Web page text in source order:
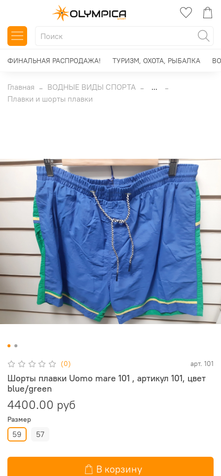
ФИНАЛЬНАЯ РАСПРОДАЖА! ТУРИЗМ, ОХОТА, РЫБАЛКА
Главная ВОДНЫЕ ВИДЫ СПОРТА
...
Плавки и шорты плавки
(0) арт. 101
Шорты плавки Uomo mare 101 , артикул 101, цвет
blue/green
4400.00 руб
Размер
59 57
В корзину